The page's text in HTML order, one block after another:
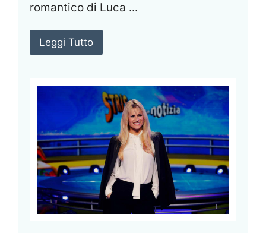
romantico di Luca ...
Leggi Tutto